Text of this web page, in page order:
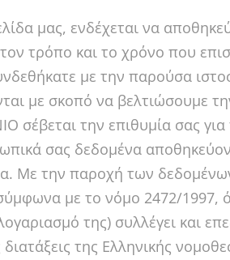
μας, ενδέχεται να
τρόπο και το χρόνο που
με την παρούσα
με σκοπό να βελτιώσουμε
σέβεται την επιθυμία σας
σας δεδομένα
Με την παροχή των
με το νόμο 2472/1997,
της) συλλέγει και
της Ελληνικής